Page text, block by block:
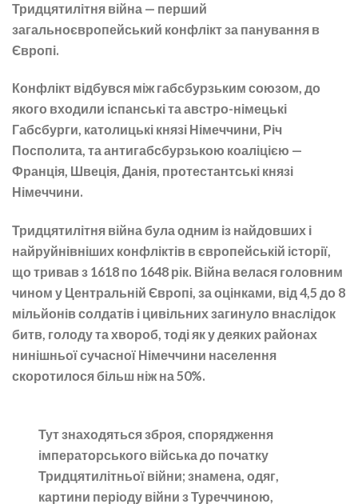
Тридцятилітня війна — перший
загальноєвропейський конфлікт за панування в
Європі.
Конфлікт відбувся між габсбурзьким союзом, до
якого входили іспанські та австро-німецькі
Габсбурги, католицькі князі Німеччини, Річ
Посполита, та антигабсбурзькою коаліцією —
Франція, Швеція, Данія, протестантські князі
Німеччини.
Тридцятилітня війна була одним із найдовших і
найруйнівніших конфліктів в європейській історії,
що тривав з 1618 по 1648 рік. Війна велася головним
чином у Центральній Європі, за оцінками, від 4,5 до 8
мільйонів солдатів і цивільних загинуло внаслідок
битв, голоду та хвороб, тоді як у деяких районах
нинішньої сучасної Німеччини населення
скоротилося більш ніж на 50%.
Тут знаходяться зброя, спорядження
імператорського війська до початку
Тридцятилітньої війни; знамена, одяг,
картини періоду війни з Туреччиною,